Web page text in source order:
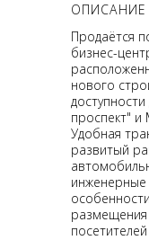
ОПИСАНИЕ
Продаётся
бизнес-
нового
проспект"
Удобная
развитый
инженерные
размещения
посетителей